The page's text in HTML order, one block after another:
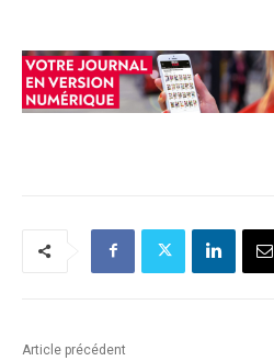
Article précédent